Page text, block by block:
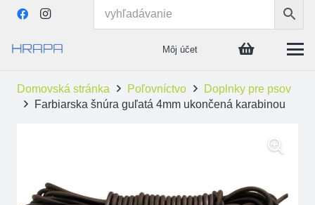
Môj účet
Domovská stránka Poľovníctvo
Doplnky pre psov
Farbiarska šnúra guľatá 4mm ukončená karabinou